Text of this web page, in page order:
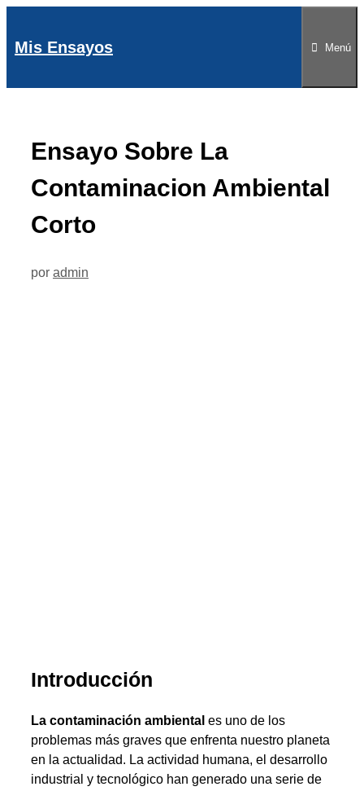
contenido
Mis Ensayos Menú
Ensayo Sobre La
Contaminacion Ambiental
Corto
por admin
Introducción
La contaminación ambiental es uno de los
problemas más graves que enfrenta nuestro planeta
en la actualidad. La actividad humana, el desarrollo
industrial y tecnológico han generado una serie de